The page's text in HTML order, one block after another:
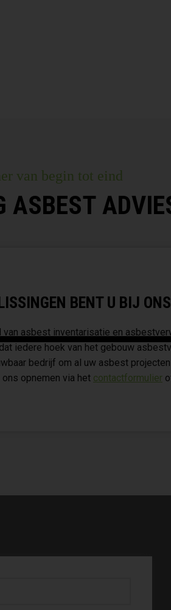
van begin tot eind
ASBEST
BENT U BIJ
asbest inventarisatie en
iedere hoek van het gebouw
bedrijf om al uw asbest
opnemen via het contactformulier